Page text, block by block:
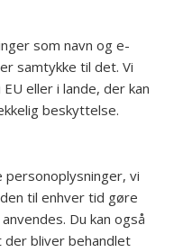
som navn og e-
samtykke til det. Vi
eller i lande, der kan
beskyttelse.
personoplysninger, vi
til enhver tid gøre
Du kan også
der bliver behandlet